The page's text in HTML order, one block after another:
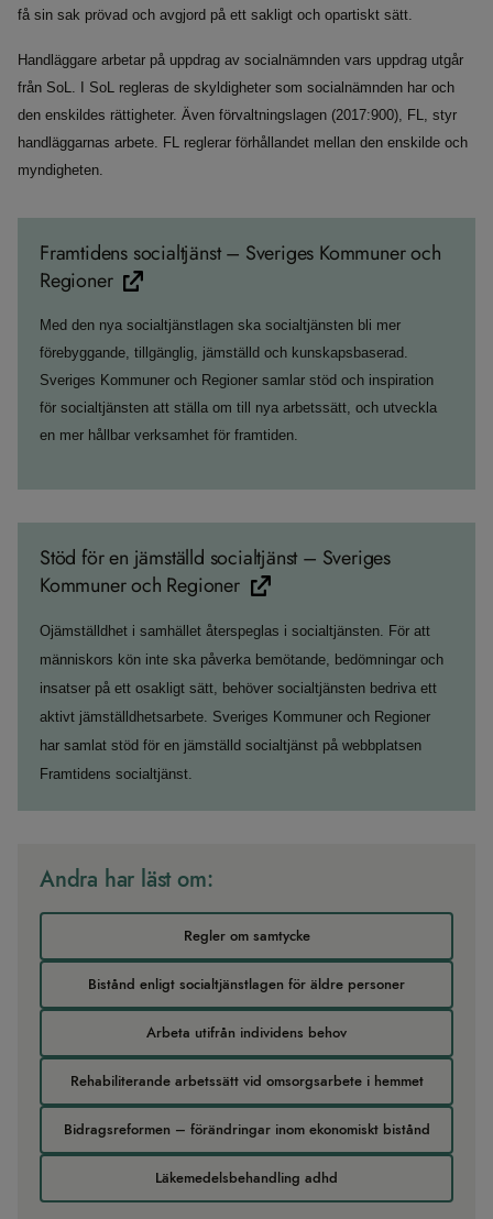
få sin sak prövad och avgjord på ett sakligt och opartiskt sätt.
Handläggare arbetar på uppdrag av socialnämnden vars uppdrag utgår
från SoL. I SoL regleras de skyldigheter som socialnämnden har och
den enskildes rättigheter. Även förvaltningslagen (2017:900), FL, styr
handläggarnas arbete. FL reglerar förhållandet mellan den enskilde och
myndigheten.
Framtidens socialtjänst – Sveriges Kommuner och
Regioner
Med den nya socialtjänstlagen ska socialtjänsten bli mer
förebyggande, tillgänglig, jämställd och kunskapsbaserad.
Sveriges Kommuner och Regioner samlar stöd och inspiration
för socialtjänsten att ställa om till nya arbetssätt, och utveckla
en mer hållbar verksamhet för framtiden.
Stöd för en jämställd socialtjänst – Sveriges
Kommuner och Regioner
Ojämställdhet i samhället återspeglas i socialtjänsten. För att
människors kön inte ska påverka bemötande, bedömningar och
insatser på ett osakligt sätt, behöver socialtjänsten bedriva ett
aktivt jämställdhetsarbete. Sveriges Kommuner och Regioner
har samlat stöd för en jämställd socialtjänst på webbplatsen
Framtidens socialtjänst.
Andra har läst om:
Regler om samtycke
Bistånd enligt socialtjänstlagen för äldre personer
Arbeta utifrån individens behov
Rehabiliterande arbetssätt vid omsorgsarbete i hemmet
Bidragsreformen – förändringar inom ekonomiskt bistånd
Läkemedelsbehandling adhd